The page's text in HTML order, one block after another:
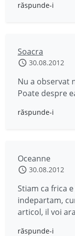
răspunde-i
Soacra
30.08.2012
Nu a observat
Poate despre
răspunde-i
Oceanne
30.08.2012
Stiam ca frica
indepartam,
articol, il voi
răspunde-i